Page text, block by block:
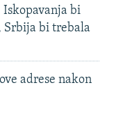
bi
Srbija bi trebala
adrese nakon